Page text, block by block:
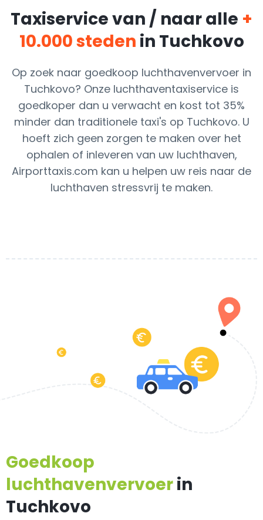
Taxiservice van / naar alle +
10.000 steden in Tuchkovo
Op zoek naar goedkoop luchthavenvervoer in
Tuchkovo? Onze luchthaventaxiservice is
goedkoper dan u verwacht en kost tot 35%
minder dan traditionele taxi's op Tuchkovo. U
hoeft zich geen zorgen te maken over het
ophalen of inleveren van uw luchthaven,
Airporttaxis.com kan u helpen uw reis naar de
luchthaven stressvrij te maken.
Goedkoop
luchthavenvervoerin
Tuchkovo